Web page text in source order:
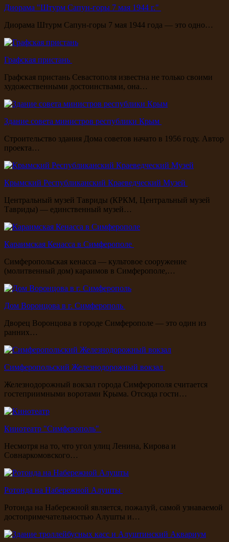
Диорама "Штурм Сапун-горы 7 мая 1944 г."
Диорама Штурм Сапун-горы 7 мая 1944 года — это одно…
Графская пристань
Графская пристань Севастополя известна не только своими
художественными достоинствами, она…
Здание совета министров республики Крым
Строительство здания Дома советов начато в 1956 году. Автор
проекта…
Крымский Республиканский Краеведческий Музей
Центральный музей Тавриды (КРКМ, Центральный музей
Тавриды) — единственный музей…
Караимская Кенасса в Симферополе
Симферопольская кенасса — культовое сооружение
(молитвенный дом) караимов в Симферополе,…
Дом Воронцова в г. Симферополь
Дворец Воронцова в городе Симферополе — это один из
ранних…
Симферопольский Железнодорожный вокзал
Железнодорожный вокзал города Симферополя считается
гостеприимными воротами Крыма. Отсюда гости…
Кинотеатр "Симферополь"
Несмотря на то, что угол улиц Ленина, Кирова и
Совнаркомовского…
Ротонда на Набережной Алушты
Ротонда на Набережной является, пожалуй, самой узнаваемой
достопримечательностью Алушты и…